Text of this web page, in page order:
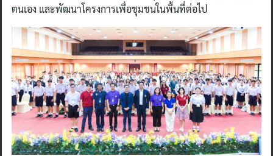
ตนเอง และพัฒนาโครงการเพื่อชุมชนในพื้นที่ต่อไป